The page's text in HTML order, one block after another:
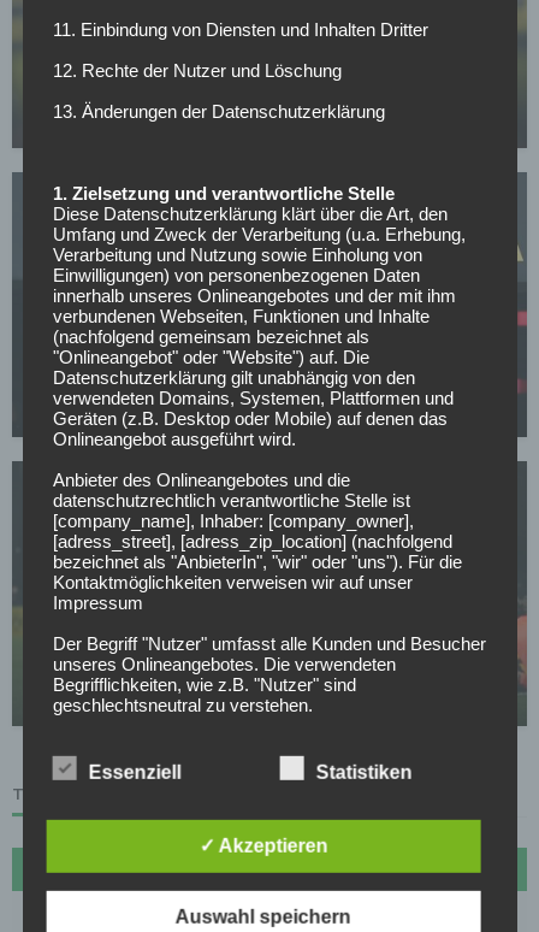
BUNDESLIGA
Mit nur 30 Jahren: BVB-Abwehrspieler Niklas Süle
07.05.2026
BORUSSIA DORTMUND
BVB-Knaller: Erster Sommertransfer soll bereits
feststehen!
05.05.2026
BORUSSIA DORTMUND
Der nächste Dembele? Real und PSG jagen BVB-
Wunderkind
05.05.2026
TABELLE
Name Sp Diff
FC Bayern München
11. Einbindung von Diensten und Inhalten Dritter
12. Rechte der Nutzer und Löschung
13. Änderungen der Datenschutzerklärung
1. Zielsetzung und verantwortliche Stelle
Diese Datenschutzerklärung klärt über die Art, den
Umfang und Zweck der Verarbeitung (u.a. Erhebung,
Verarbeitung und Nutzung sowie Einholung von
Einwilligungen) von personenbezogenen Daten
innerhalb unseres Onlineangebotes und der mit ihm
verbundenen Webseiten, Funktionen und Inhalte
(nachfolgend gemeinsam bezeichnet als
"Onlineangebot" oder "Website") auf. Die
Datenschutzerklärung gilt unabhängig von den
verwendeten Domains, Systemen, Plattformen und
Geräten (z.B. Desktop oder Mobile) auf denen das
Onlineangebot ausgeführt wird.
Anbieter des Onlineangebotes und die
datenschutzrechtlich verantwortliche Stelle ist
[company_name], Inhaber: [company_owner],
[adress_street], [adress_zip_location] (nachfolgend
bezeichnet als "AnbieterIn", "wir" oder "uns"). Für die
Kontaktmöglichkeiten verweisen wir auf unser
Impressum
Der Begriff "Nutzer" umfasst alle Kunden und Besucher
unseres Onlineangebotes. Die verwendeten
Begrifflichkeiten, wie z.B. "Nutzer" sind
geschlechtsneutral zu verstehen.
Wir verarbeiten personenbezogene Daten der Nutzer
nur unter Einhaltung der einschlägigen
Datenvermeidung. Das bedeutet die Daten der Nutzer
werden nur beim Vorliegen einer gesetzlichen
Erlaubnis, insbesondere wenn die Daten zur
Erbringung unserer vertraglichen Leistungen sowie
Essenziell Statistiken
✓ Akzeptieren
Auswahl speichern